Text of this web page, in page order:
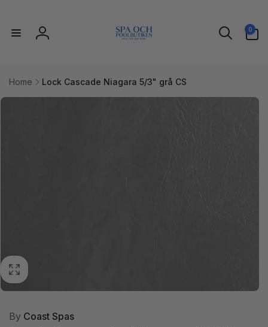
innehåll
Logga
0
artiklar
Home
Lock Cascade Niagara 5/3" grå CS
till
By Coast Spas